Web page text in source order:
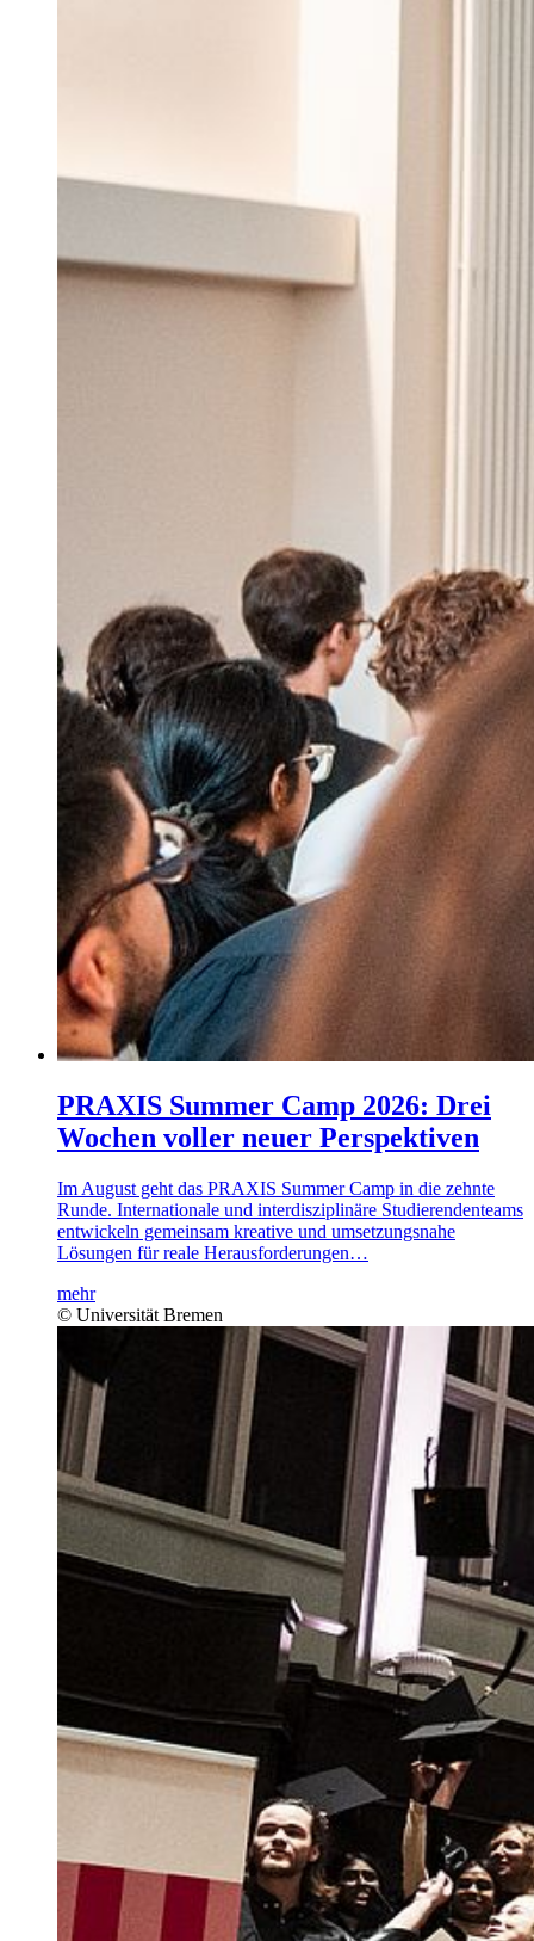
PRAXIS Summer Camp 2026: Drei
Wochen voller neuer Perspektiven
Im August geht das PRAXIS Summer Camp in die zehnte
Runde. Internationale und interdisziplinäre Studierendenteams
entwickeln gemeinsam kreative und umsetzungsnahe
Lösungen für reale Herausforderungen…
mehr
© Universität Bremen